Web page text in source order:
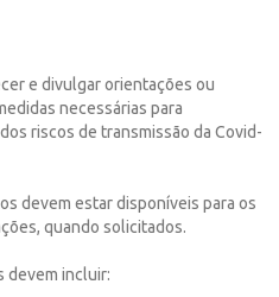
e divulgar orientações ou
necessárias para
riscos de transmissão da Covid-
devem estar disponíveis para os
quando solicitados.
devem incluir: